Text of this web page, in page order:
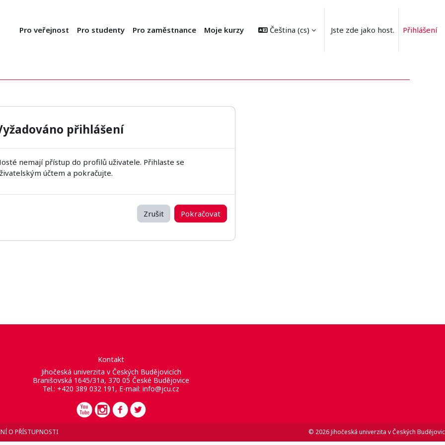
Pro veřejnost Pro studenty Pro zaměstnance Moje kurzy Čeština ‎(cs)‎ Jste zde jako host. Přihlášení
přihlášení
nemají přístup do profilů uživatele. Přihlaste se
účtem a pokračujte.
Zrušit Pokračovat
Kontakt
Jihočeská univerzita v Českých Budějovicích
Branišovská 1645/31a, 370 05 České Budějovice
Tel.: +420 389 032 191, E-mail: info@jcu.cz
O PŘÍSTUPNOSTI © 2026 Jihočeská univerzita v Českých